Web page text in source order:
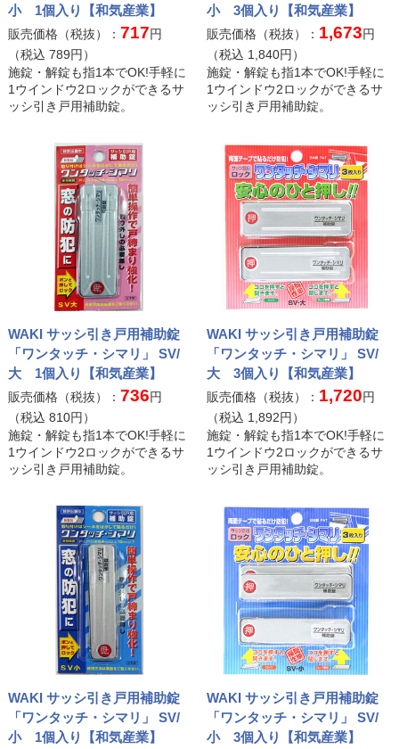
小 1個入り【和気産業】
販売価格（税抜）： 717円
（税込 789円）
施錠・解錠も指1本でOK!手軽に
1ウインドウ2ロックができるサ
ッシ引き戸用補助錠。
小 3個入り【和気産業】
販売価格（税抜）： 1,673円
（税込 1,840円）
施錠・解錠も指1本でOK!手軽に
1ウインドウ2ロックができるサ
ッシ引き戸用補助錠。
WAKI サッシ引き戸用補助錠
「ワンタッチ・シマリ」 SV/
大 1個入り【和気産業】
販売価格（税抜）： 736円
（税込 810円）
施錠・解錠も指1本でOK!手軽に
1ウインドウ2ロックができるサ
ッシ引き戸用補助錠。
WAKI サッシ引き戸用補助錠
「ワンタッチ・シマリ」 SV/
大 3個入り【和気産業】
販売価格（税抜）： 1,720円
（税込 1,892円）
施錠・解錠も指1本でOK!手軽に
1ウインドウ2ロックができるサ
ッシ引き戸用補助錠。
WAKI サッシ引き戸用補助錠
「ワンタッチ・シマリ」 SV/
小 1個入り【和気産業】
WAKI サッシ引き戸用補助錠
「ワンタッチ・シマリ」 SV/
小 3個入り【和気産業】